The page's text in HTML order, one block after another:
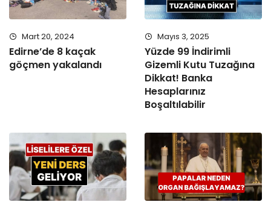
Mart 20, 2024
Edirne’de 8 kaçak
göçmen yakalandı
Mayıs 3, 2025
Yüzde 99 İndirimli
Gizemli Kutu Tuzağına
Dikkat! Banka
Hesaplarınız
Boşaltılabilir